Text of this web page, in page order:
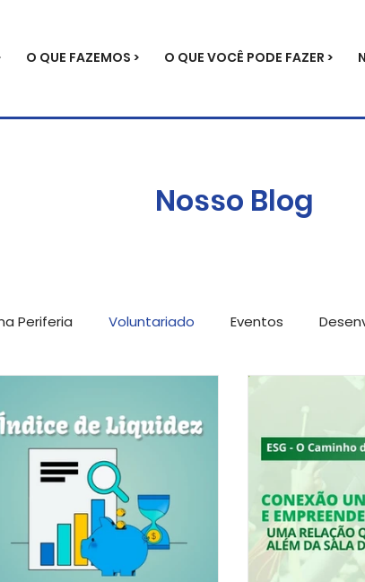
O QUE FAZEMOS > O QUE VOCÊ PODE FAZER >
Periferia Voluntariado Eventos
Lançamentos ESG - O Caminho da Transformação
Nosso Blog